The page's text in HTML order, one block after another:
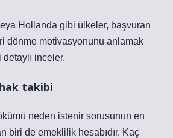
Hollanda gibi ülkeler, başvuran
dönme motivasyonunu anlamak
inceler.
takibi
neden istenir sorusunun en
biri de emeklilik hesabıdır. Kaç